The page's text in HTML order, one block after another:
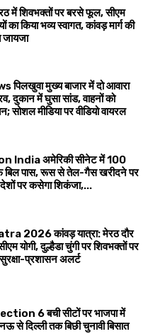
में शिवभक्तों पर बरसे फूल, सीएम
का किया भव्य स्वागत, कांवड़ मार्ग की
जायजा
पिलखुवा मुख्य बाजार में दो आवारा
दुकान में घुसा सांड, वाहनों को
सोशल मीडिया पर वीडियो वायरल
India अमेरिकी सीनेट में 100
बिल पास, रूस से तेल-गैस खरीदने पर
पर कसेगा शिकंजा,...
2026 कांवड़ यात्रा: मेरठ दौर
योगी, दुल्हैडा चुंगी पर शिवभक्तों पर
सुरक्षा-प्रशासन अलर्ट
6 बची सीटों पर भाजपा में
से दिल्ली तक बिछी चुनावी बिसात